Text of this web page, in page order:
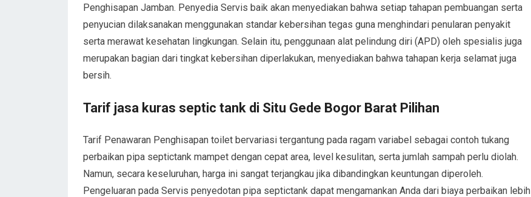
Penghisapan Jamban. Penyedia Servis baik akan menyediakan bahwa setiap tahapan pembuangan serta
penyucian dilaksanakan menggunakan standar kebersihan tegas guna menghindari penularan penyakit
serta merawat kesehatan lingkungan. Selain itu, penggunaan alat pelindung diri (APD) oleh spesialis juga
merupakan bagian dari tingkat kebersihan diperlakukan, menyediakan bahwa tahapan kerja selamat juga
bersih.
Tarif jasa kuras septic tank di Situ Gede Bogor Barat Pilihan
Tarif Penawaran Penghisapan toilet bervariasi tergantung pada ragam variabel sebagai contoh tukang
perbaikan pipa septictank mampet dengan cepat area, level kesulitan, serta jumlah sampah perlu diolah.
Namun, secara keseluruhan, harga ini sangat terjangkau jika dibandingkan keuntungan diperoleh.
Pengeluaran pada Servis penyedotan pipa septictank dapat mengamankan Anda dari biaya perbaikan lebih